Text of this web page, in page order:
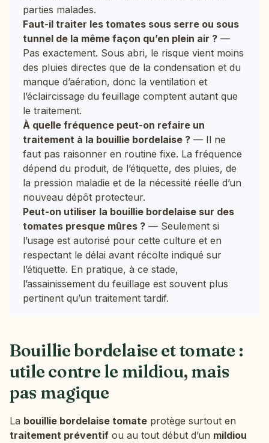
parties malades.
Faut-il traiter les tomates sous serre ou sous
tunnel de la même façon qu’en plein air ? —
Pas exactement. Sous abri, le risque vient moins
des pluies directes que de la condensation et du
manque d’aération, donc la ventilation et
l’éclaircissage du feuillage comptent autant que
le traitement.
À quelle fréquence peut-on refaire un
traitement à la bouillie bordelaise ? — Il ne
faut pas raisonner en routine fixe. La fréquence
dépend du produit, de l’étiquette, des pluies, de
la pression maladie et de la nécessité réelle d’un
nouveau dépôt protecteur.
Peut-on utiliser la bouillie bordelaise sur des
tomates presque mûres ? — Seulement si
l’usage est autorisé pour cette culture et en
respectant le délai avant récolte indiqué sur
l’étiquette. En pratique, à ce stade,
l’assainissement du feuillage est souvent plus
pertinent qu’un traitement tardif.
Bouillie bordelaise et tomate :
utile contre le mildiou, mais
pas magique
La bouillie bordelaise tomate protège surtout en
traitement préventif ou au tout début d’un mildiou